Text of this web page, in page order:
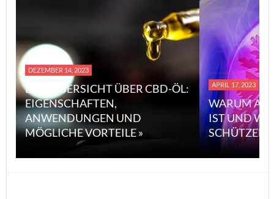
DEZEMBER 14, 2023
EINE ÜBERSICHT ÜBER CBD-ÖL:
EIGENSCHAFTEN,
ANWENDUNGEN UND
MÖGLICHE VORTEILE »
APRIL 17, 2023
WARUM
IST UND
SCHÜTZEN